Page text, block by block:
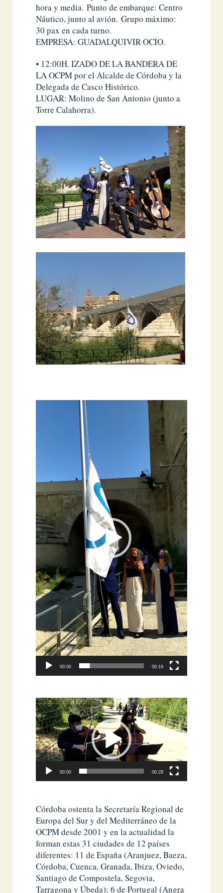
hora y media. Punto de embarque: Centro
Náutico, junto al avión. Grupo máximo:
30 pax en cada turno.
EMPRESA: GUADALQUIVIR OCIO.
• 12:00H. IZADO DE LA BANDERA DE
LA OCPM por el Alcalde de Córdoba y la
Delegada de Casco Histórico.
LUGAR: Molino de San Antonio (junto a
Torre Calahorra).
Reproductor
00:00 00:19
Reproductor
de
vídeo
00:00 00:28
Córdoba ostenta la Secretaría Regional de
Europa del Sur y del Mediterráneo de la
OCPM desde 2001 y en la actualidad la
forman estas 31 ciudades de 12 países
diferentes: 11 de España (Aranjuez, Baeza,
Córdoba, Cuenca, Granada, Ibiza, Oviedo,
Santiago de Compostela, Segovia,
Tarragona y Úbeda); 6 de Portugal (Angra